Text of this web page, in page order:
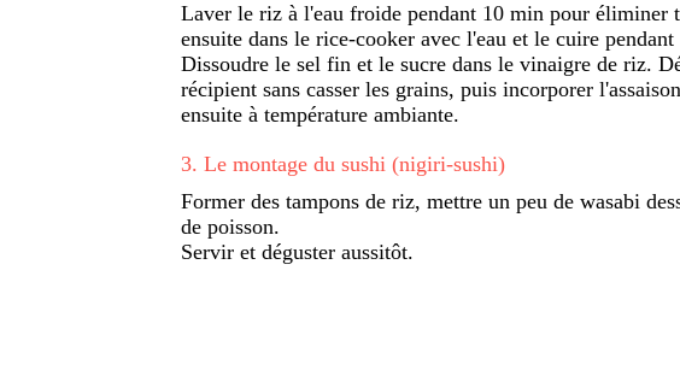
Laver le riz à l'eau froide pendant 10 min pour éliminer
ensuite dans le rice-cooker avec l'eau et le cuire
Dissoudre le sel fin et le sucre dans le vinaigre de riz.
récipient sans casser les grains, puis incorporer
ensuite à température ambiante.
3. Le montage du sushi (nigiri-sushi)
Former des tampons de riz, mettre un peu de wasabi
de poisson.
Servir et déguster aussitôt.